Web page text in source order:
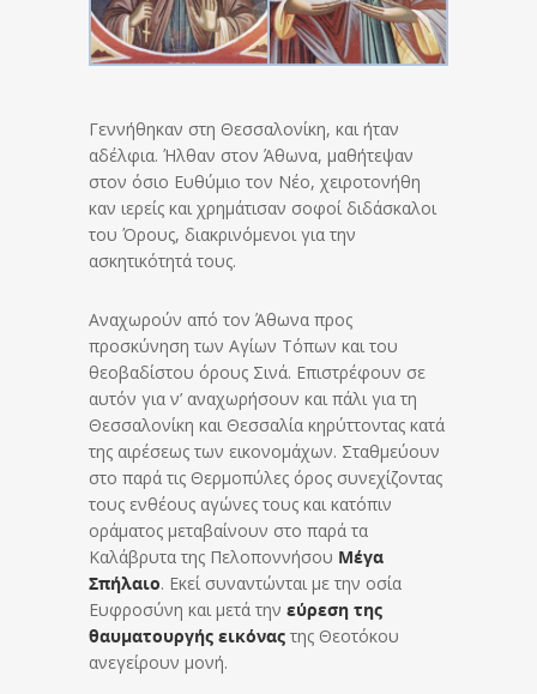
Γεννήθηκαν στη Θεσσαλονίκη, και ήταν
αδέλφια. Ήλθαν στον Άθωνα, μαθήτεψαν
στον όσιο Ευθύμιο τον Νέο, χειροτονήθη
καν ιερείς και χρημάτισαν σοφοί διδάσκαλοι
του Όρους, διακρινόμενοι για την
ασκητικότητά τους.
Αναχωρούν από τον Άθωνα προς
προσκύνηση των Αγίων Τόπων και του
θεοβαδίστου όρους Σινά. Επιστρέφουν σε
αυτόν για ν’ αναχωρήσουν και πάλι για τη
Θεσσαλονίκη και Θεσσαλία κηρύττοντας κατά
της αιρέσεως των εικονομάχων. Σταθμεύουν
στο παρά τις Θερμοπύλες όρος συνεχίζοντας
τους ενθέους αγώνες τους και κατόπιν
οράματος μεταβαίνουν στο παρά τα
Καλάβρυτα της Πελοποννήσου Μέγα
Σπήλαιο. Εκεί συναντώνται με την οσία
Ευφροσύνη και μετά την εύρεση της
θαυματουργής εικόνας της Θεοτόκου
ανεγείρουν μονή.